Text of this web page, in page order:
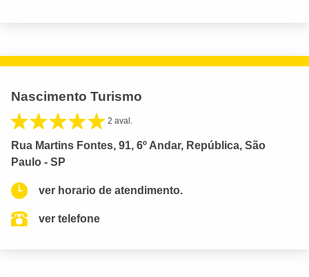
Nascimento Turismo
2 aval.
Rua Martins Fontes, 91, 6º Andar, República, São
Paulo - SP
ver horario de atendimento.
ver telefone